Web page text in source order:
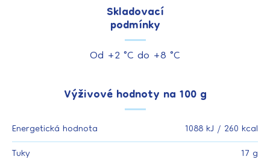
Skladovací
podmínky
Od +2 °C do +8 °C
Výživové hodnoty na 100 g
Energetická hodnota
1088 kJ / 260 kcal
Tuky
17 g